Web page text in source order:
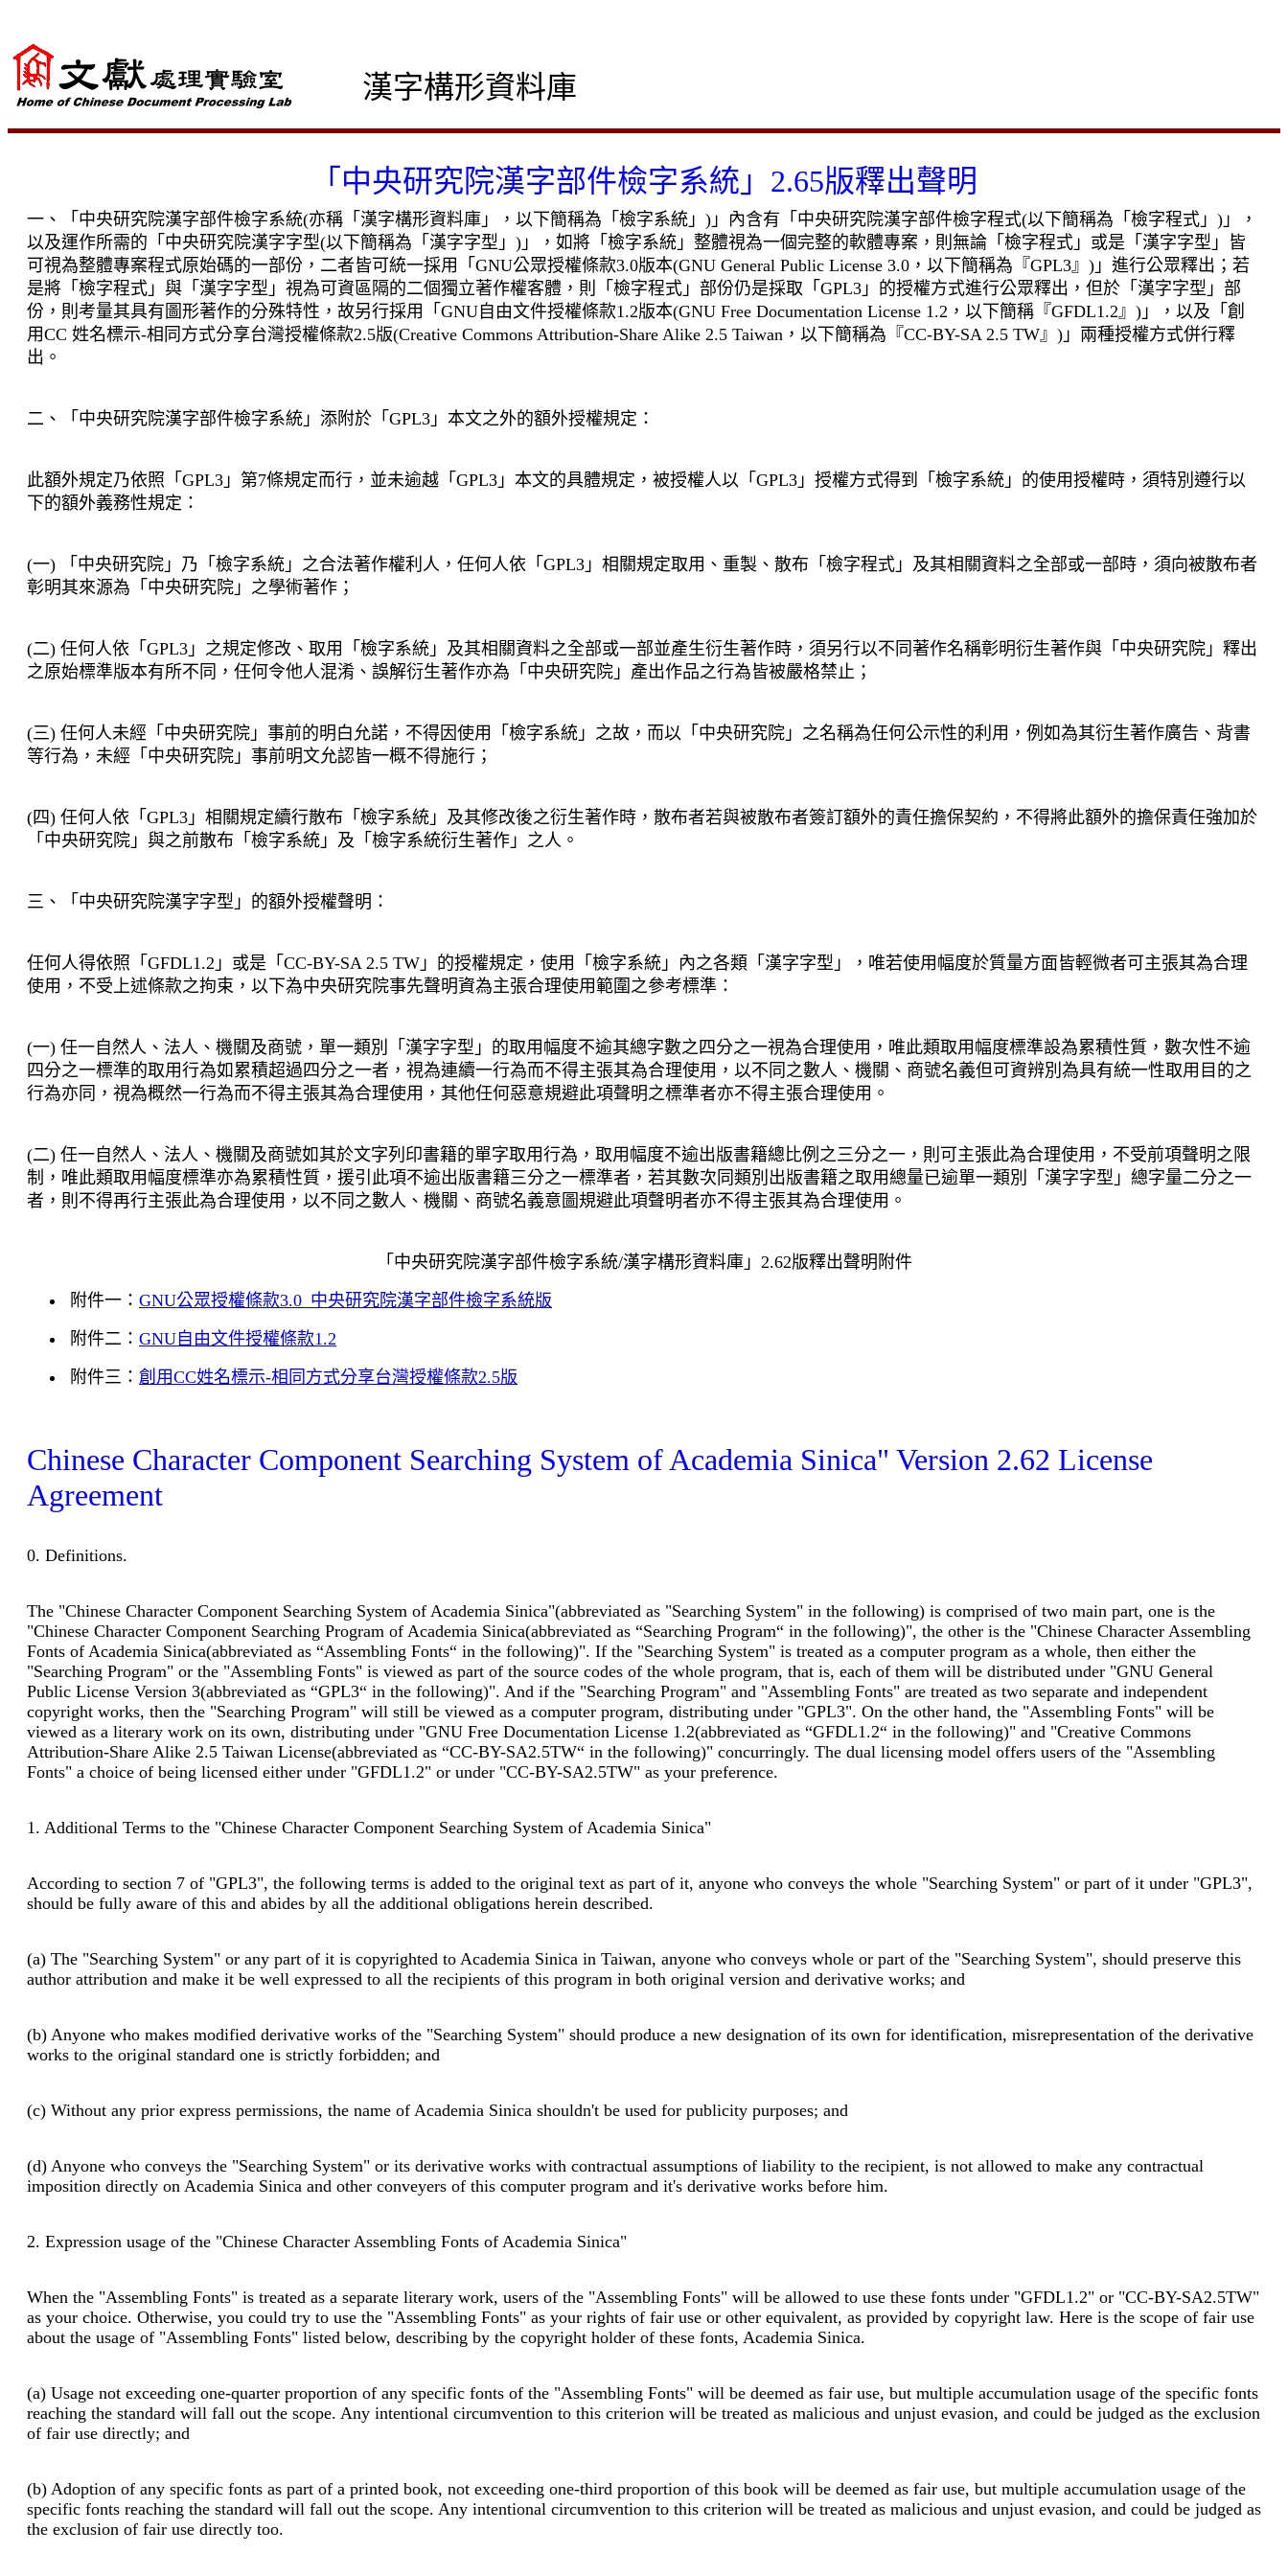
漢字構形資料庫
「中央研究院漢字部件檢字系統」 2.65版釋出聲明
一、「中央研究院漢字部件檢字系統(亦稱「漢字構形資料庫」，以下簡稱為「檢字系統」 ) 」內含有「中央研究院漢字部件檢字程式(以下簡稱為「檢字程式」 ) 」，
以及運作所需的「中央研究院漢字字型(以下簡稱為「漢字字型」 ) 」，如將「檢字系統」整體視為一個完整的軟體專案，則無論「檢字程式」或是「漢字字型」皆
可視為整體專案程式原始碼的一部份，二者皆可統一採用「 GNU公眾授權條款3.0版本(GNU General Public License 3.0 ，以下簡稱為『 GPL3』 ) 」進行公眾釋出；若
是將「檢字程式」與「漢字字型」視為可資區隔的二個獨立著作權客體，則「檢字程式」部份仍是採取「 GPL3 」的授權方式進行公眾釋出，但於「漢字字型」部
份，則考量其具有圖形著作的分殊特性，故另行採用「 GNU 自由文件授權條款1.2版本(GNU Free Documentation License 1.2 ，以下簡稱『 GFDL1.2』 ) 」，以及「創
用CC 姓名標示-相同方式分享台灣授權條款2.5版(Creative Commons Attribution-Share Alike 2.5 Taiwan ，以下簡稱為『 CC-BY-SA 2.5 TW』 ) 」兩種授權方式併行釋
出。
二、「中央研究院漢字部件檢字系統」添附於「 GPL3 」本文之外的額外授權規定：
此額外規定乃依照「 GPL3 」第7條規定而行，並未逾越「 GPL3 」本文的具體規定，被授權人以「 GPL3 」授權方式得到「檢字系統」的使用授權時，須特別遵行以
下的額外義務性規定：
(一) 「中央研究院」乃「檢字系統」之合法著作權利人，任何人依「 GPL3 」相關規定取用、重製、散布「檢字程式」及其相關資料之全部或一部時，須向被散布者
彰明其來源為「中央研究院」之學術著作；
(二) 任何人依「 GPL3 」之規定修改、取用「檢字系統」及其相關資料之全部或一部並產生衍生著作時，須另行以不同著作名稱彰明衍生著作與「中央研究院」釋出
之原始標準版本有所不同，任何令他人混淆、誤解衍生著作亦為「中央研究院」產出作品之行為皆被嚴格禁止；
(三) 任何人未經「中央研究院」事前的明白允諾，不得因使用「檢字系統」之故，而以「中央研究院」之名稱為任何公示性的利用，例如為其衍生著作廣告、背書
等行為，未經「中央研究院」事前明文允認皆一概不得施行；
(四) 任何人依「 GPL3 」相關規定續行散布「檢字系統」及其修改後之衍生著作時，散布者若與被散布者簽訂額外的責任擔保契約，不得將此額外的擔保責任強加於
「中央研究院」與之前散布「檢字系統」及「檢字系統衍生著作」之人。
三、「中央研究院漢字字型」的額外授權聲明：
任何人得依照「 GFDL1.2 」或是「 CC-BY-SA 2.5 TW 」的授權規定，使用「檢字系統」內之各類「漢字字型」，唯若使用幅度於質量方面皆輕微者可主張其為合理
使用，不受上述條款之拘束，以下為中央研究院事先聲明資為主張合理使用範圍之參考標準：
(一) 任一自然人、法人、機關及商號，單一類別「漢字字型」的取用幅度不逾其總字數之四分之一視為合理使用，唯此類取用幅度標準設為累積性質，數次性不逾
四分之一標準的取用行為如累積超過四分之一者，視為連續一行為而不得主張其為合理使用，以不同之數人、機關、商號名義但可資辨別為具有統一性取用目的之
行為亦同，視為概然一行為而不得主張其為合理使用，其他任何惡意規避此項聲明之標準者亦不得主張合理使用。
(二) 任一自然人、法人、機關及商號如其於文字列印書籍的單字取用行為，取用幅度不逾出版書籍總比例之三分之一，則可主張此為合理使用，不受前項聲明之限
制，唯此類取用幅度標準亦為累積性質，援引此項不逾出版書籍三分之一標準者，若其數次同類別出版書籍之取用總量已逾單一類別「漢字字型」總字量二分之一
者，則不得再行主張此為合理使用，以不同之數人、機關、商號名義意圖規避此項聲明者亦不得主張其為合理使用。
「中央研究院漢字部件檢字系統/漢字構形資料庫」 2.62版釋出聲明附件
附件一： GNU公眾授權條款3.0_ 中央研究院漢字部件檢字系統版
附件二： GNU 自由文件授權條款1.2
附件三： 創用CC姓名標示-相同方式分享台灣授權條款2.5版
Chinese Character Component Searching System of Academia Sinica" Version 2.62 License
Agreement
0. Definitions.
The "Chinese Character Component Searching System of Academia Sinica"(abbreviated as "Searching System" in the following) is comprised of two main part, one is the
"Chinese Character Component Searching Program of Academia Sinica(abbreviated as “Searching Program“ in the following)", the other is the "Chinese Character Assembling
Fonts of Academia Sinica(abbreviated as “Assembling Fonts“ in the following)". If the "Searching System" is treated as a computer program as a whole, then either the
"Searching Program" or the "Assembling Fonts" is viewed as part of the source codes of the whole program, that is, each of them will be distributed under "GNU General
Public License Version 3(abbreviated as “GPL3“ in the following)". And if the "Searching Program" and "Assembling Fonts" are treated as two separate and independent
copyright works, then the "Searching Program" will still be viewed as a computer program, distributing under "GPL3". On the other hand, the "Assembling Fonts" will be
viewed as a literary work on its own, distributing under "GNU Free Documentation License 1.2(abbreviated as “GFDL1.2“ in the following)" and "Creative Commons
Attribution-Share Alike 2.5 Taiwan License(abbreviated as “CC-BY-SA2.5TW“ in the following)" concurringly. The dual licensing model offers users of the "Assembling
Fonts" a choice of being licensed either under "GFDL1.2" or under "CC-BY-SA2.5TW" as your preference.
1. Additional Terms to the "Chinese Character Component Searching System of Academia Sinica"
According to section 7 of "GPL3", the following terms is added to the original text as part of it, anyone who conveys the whole "Searching System" or part of it under "GPL3",
should be fully aware of this and abides by all the additional obligations herein described.
(a) The "Searching System" or any part of it is copyrighted to Academia Sinica in Taiwan, anyone who conveys whole or part of the "Searching System", should preserve this
author attribution and make it be well expressed to all the recipients of this program in both original version and derivative works; and
(b) Anyone who makes modified derivative works of the "Searching System" should produce a new designation of its own for identification, misrepresentation of the derivative
works to the original standard one is strictly forbidden; and
(c) Without any prior express permissions, the name of Academia Sinica shouldn't be used for publicity purposes; and
(d) Anyone who conveys the "Searching System" or its derivative works with contractual assumptions of liability to the recipient, is not allowed to make any contractual
imposition directly on Academia Sinica and other conveyers of this computer program and it's derivative works before him.
2. Expression usage of the "Chinese Character Assembling Fonts of Academia Sinica"
When the "Assembling Fonts" is treated as a separate literary work, users of the "Assembling Fonts" will be allowed to use these fonts under "GFDL1.2" or "CC-BY-SA2.5TW"
as your choice. Otherwise, you could try to use the "Assembling Fonts" as your rights of fair use or other equivalent, as provided by copyright law. Here is the scope of fair use
about the usage of "Assembling Fonts" listed below, describing by the copyright holder of these fonts, Academia Sinica.
(a) Usage not exceeding one-quarter proportion of any specific fonts of the "Assembling Fonts" will be deemed as fair use, but multiple accumulation usage of the specific fonts
reaching the standard will fall out the scope. Any intentional circumvention to this criterion will be treated as malicious and unjust evasion, and could be judged as the exclusion
of fair use directly; and
(b) Adoption of any specific fonts as part of a printed book, not exceeding one-third proportion of this book will be deemed as fair use, but multiple accumulation usage of the
specific fonts reaching the standard will fall out the scope. Any intentional circumvention to this criterion will be treated as malicious and unjust evasion, and could be judged as
the exclusion of fair use directly too.